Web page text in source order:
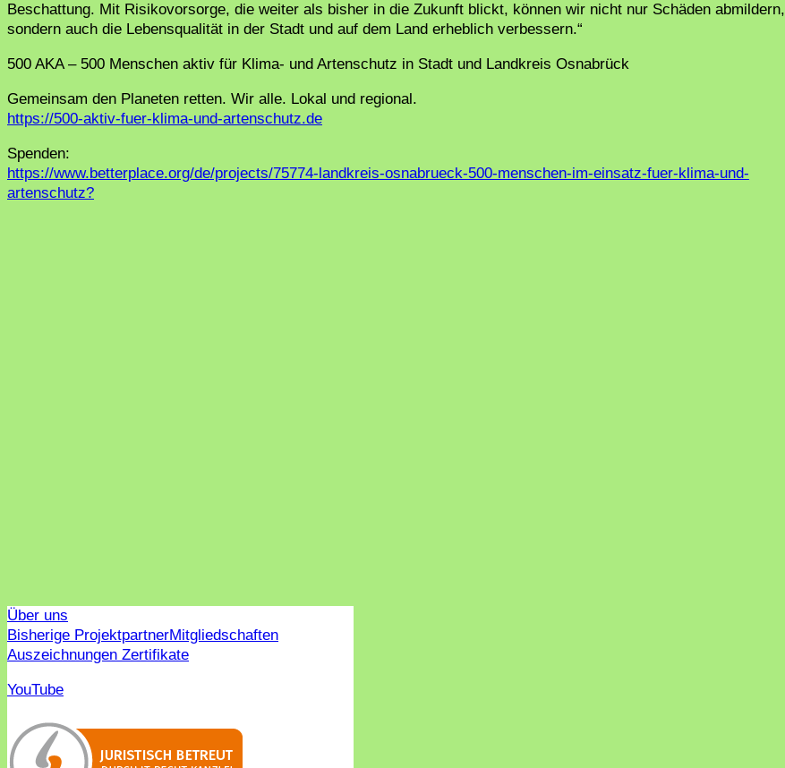
Beschattung. Mit Risikovorsorge, die weiter als bisher in die Zukunft blickt, können wir nicht nur Schäden abmildern,
sondern auch die Lebensqualität in der Stadt und auf dem Land erheblich verbessern.“
500 AKA – 500 Menschen aktiv für Klima- und Artenschutz in Stadt und Landkreis Osnabrück
Gemeinsam den Planeten retten. Wir alle. Lokal und regional.
https://500-aktiv-fuer-klima-und-artenschutz.de
Spenden:
https://www.betterplace.org/de/projects/75774-landkreis-osnabrueck-500-menschen-im-einsatz-fuer-klima-und-
artenschutz?
Über uns
Bisherige ProjektpartnerMitgliedschaften
Auszeichnungen Zertifikate
YouTube